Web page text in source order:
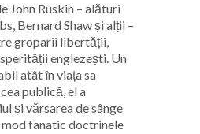
John Ruskin – alături
Bernard Shaw și alții –
groparii libertății,
englezești. Un
atât în viața sa
publică, el a
și vărsarea de sânge
fanatic doctrinele